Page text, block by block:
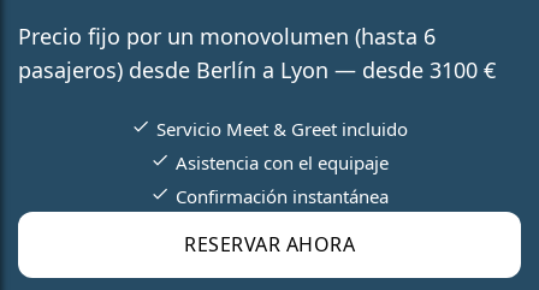
Precio fijo por un monovolumen (hasta 6
pasajeros) desde Berlín a Lyon — desde 3100 €
RESERVAR AHORA
Servicio Meet & Greet incluido
Asistencia con el equipaje
Confirmación instantánea